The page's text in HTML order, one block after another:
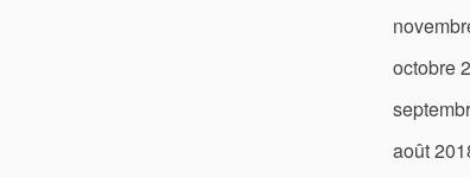
octobre
août